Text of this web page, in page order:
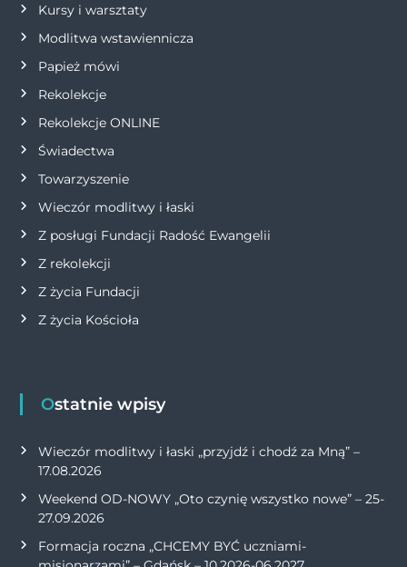
i
s
u
Kursy i warsztaty
Modlitwa wstawiennicza
Papież mówi
Rekolekcje
Rekolekcje ONLINE
Świadectwa
Towarzyszenie
Wieczór modlitwy i łaski
Z posługi Fundacji Radość Ewangelii
Z rekolekcji
Z życia Fundacji
Z życia Kościoła
Ostatnie wpisy
Wieczór modlitwy i łaski „przyjdź i chodź za Mną” –
17.08.2026
Weekend OD-NOWY „Oto czynię wszystko nowe” – 25-
27.09.2026
Formacja roczna „CHCEMY BYĆ uczniami-